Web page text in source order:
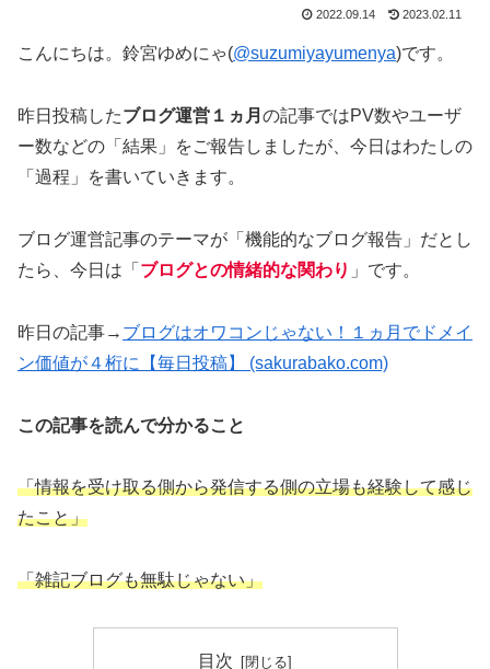
2022.09.14 2023.02.11
こんにちは。鈴宮ゆめにゃ(@suzumiyayumenya)です。
昨日投稿したブログ運営１ヵ月 の記事ではPV数やユーザ
ー数などの「結果」をご報告しましたが、今日はわたしの
「過程」を書いていきます。
ブログ運営記事のテーマが「機能的なブログ報告」だとし
たら、今日は「 ブログとの情緒的な関わり 」です。
昨日の記事→ ブログはオワコンじゃない！１ヵ月でドメイ
ン価値が４桁に【毎日投稿】 (sakurabako.com)
この記事を読んで分かること
「情報を受け取る側から発信する側の立場も経験して感じ
たこと」
「雑記ブログも無駄じゃない」
目次